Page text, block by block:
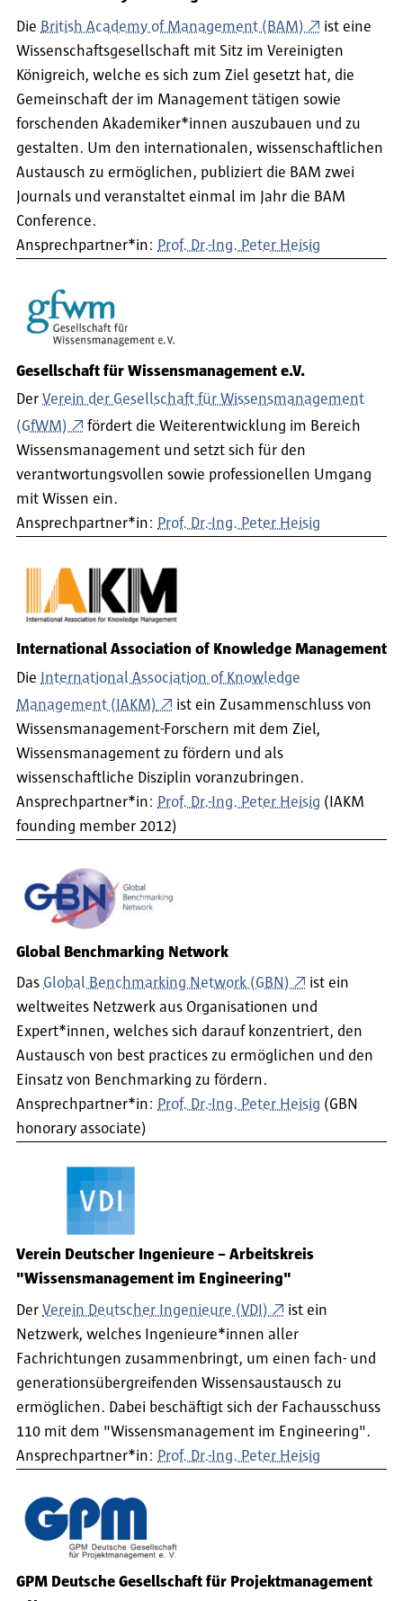
Die British Academy of Management (BAM)
ist eine
Wissenschaftsgesellschaft mit Sitz im Vereinigten
Königreich, welche es sich zum Ziel gesetzt hat, die
Gemeinschaft der im Management tätigen sowie
forschenden Akademiker*innen auszubauen und zu
gestalten. Um den internationalen, wissenschaftlichen
Austausch zu ermöglichen, publiziert die BAM zwei
Journals und veranstaltet einmal im Jahr die BAM
Conference.
Ansprechpartner*in: Prof. Dr.-Ing. Peter Heisig
Gesellschaft für Wissensmanagement e.V.
Der Verein der Gesellschaft für Wissensmanagement
(GfWM)
fördert die Weiterentwicklung im Bereich
Wissensmanagement und setzt sich für den
verantwortungsvollen sowie professionellen Umgang
mit Wissen ein.
Ansprechpartner*in: Prof. Dr.-Ing. Peter Heisig
International Association of Knowledge Management
Die
International Association of Knowledge
Management (IAKM)
ist ein Zusammenschluss von
Wissensmanagement-Forschern mit dem Ziel,
Wissensmanagement zu fördern und als
wissenschaftliche Disziplin voranzubringen.
Ansprechpartner*in: Prof. Dr.-Ing. Peter Heisig (IAKM
founding member 2012)
Global Benchmarking Network
Das Global Benchmarking Network (GBN)
ist ein
weltweites Netzwerk aus Organisationen und
Expert*innen, welches sich darauf konzentriert, den
Austausch von best practices zu ermöglichen und den
Einsatz von Benchmarking zu fördern.
Ansprechpartner*in: Prof. Dr.-Ing. Peter Heisig (GBN
honorary associate)
Verein Deutscher Ingenieure – Arbeitskreis
"Wissensmanagement im Engineering"
Der Verein Deutscher Ingenieure (VDI)
ist ein
Netzwerk, welches Ingenieure*innen aller
Fachrichtungen zusammenbringt, um einen fach- und
generationsübergreifenden Wissensaustausch zu
ermöglichen. Dabei beschäftigt sich der Fachausschuss
110 mit dem "Wissensmanagement im Engineering".
Ansprechpartner*in: Prof. Dr.-Ing. Peter Heisig
GPM Deutsche Gesellschaft für Projektmanagement